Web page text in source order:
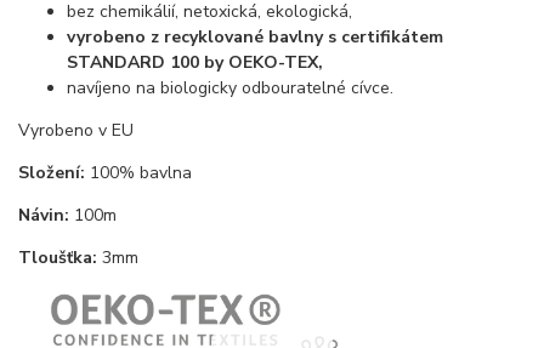
bez chemikálií, netoxická, ekologická,
vyrobeno z recyklované bavlny s certifikátem
STANDARD 100 by OEKO-TEX,
navíjeno na biologicky odbouratelné cívce.
Vyrobeno v EU
Složení: 100% bavlna
Návin: 100m
Tloušťka: 3mm